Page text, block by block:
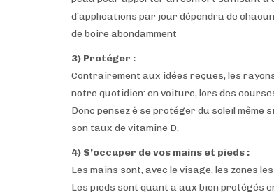
d’applications par jour dépendra de
de boire abondamment
3) Protéger :
Contrairement aux idées reçues, les
notre quotidien: en voiture, lors des
Donc pensez è se protéger du soleil
son taux de vitamine D.
4) S’occuper de vos mains et pieds :
Les mains sont, avec le visage, les zones
Les pieds sont quant a aux bien protégés